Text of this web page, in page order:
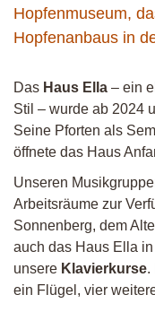
Hopfenmuseum,
Hopfenanbaus in
Das Haus Ella – ein
Stil – wurde ab 2024
Seine Pforten als
öffnete das Haus
Unseren
Arbeitsräume zur
Sonnenberg, dem
auch das Haus Ella
unsere Klavierkurse.
ein Flügel, vier